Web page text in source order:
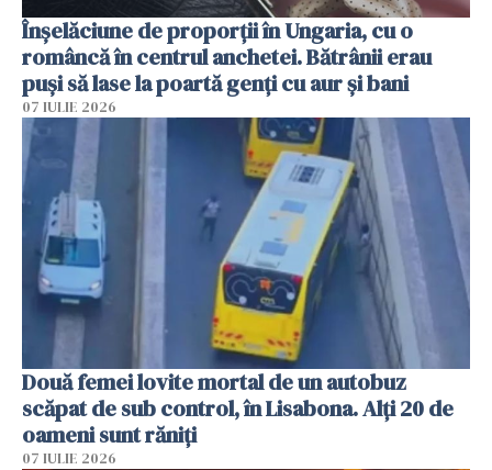
Înșelăciune de proporții în Ungaria, cu o
româncă în centrul anchetei. Bătrânii erau
puși să lase la poartă genți cu aur și bani
07 IULIE 2026
Două femei lovite mortal de un autobuz
scăpat de sub control, în Lisabona. Alți 20 de
oameni sunt răniți
07 IULIE 2026